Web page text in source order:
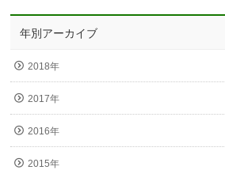
年別アーカイブ
2018年
2017年
2016年
2015年